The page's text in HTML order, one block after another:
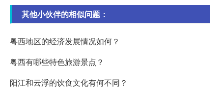
其他小伙伴的相似问题：
粤西地区的经济发展情况如何？
粤西有哪些特色旅游景点？
阳江和云浮的饮食文化有何不同？